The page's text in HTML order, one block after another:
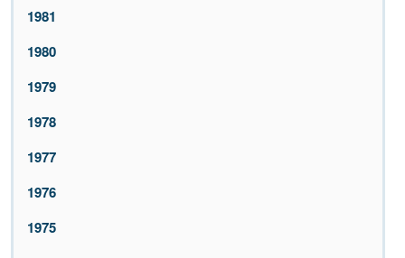
1981
1980
1979
1978
1977
1976
1975